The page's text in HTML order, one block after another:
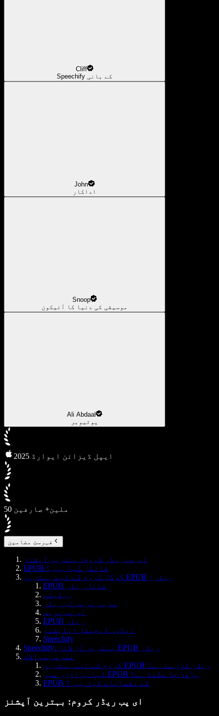
Cliff
Speechify کے بانی
John
اداکار
Snoop
موسیقی کی دنیا کا آئیکون
Ali Abdaal
یوٹیوبر
2025 ایپل ڈیزائن ایوارڈ
50 ملین+ صارفین
فہرستِ مضامین
ای پب ریڈر کروم: بہترین آپشنز
EPUB فائلز کیا ہیں؟
گوگل کروم کے لیے بہترین EPUB ریڈرز
EPUB فائل ریڈر
ریڈیئم
موبی پریس ای ریڈر
ای پب پریس
EPUB ریڈر
ایڈوب ڈیجیٹل ایڈیشنز
Speechify
Speechify: بہترین آن لائن EPUB ریڈر
عمومی سوالات
کروم کے لیے بہترین EPUB ریڈر کون سا ہے؟
کیا براؤزر میں EPUB پڑھا جا سکتا ہے؟
EPUB کے نقصانات کیا ہیں؟
ای پب ریڈر کروم: بہترین آپشنز